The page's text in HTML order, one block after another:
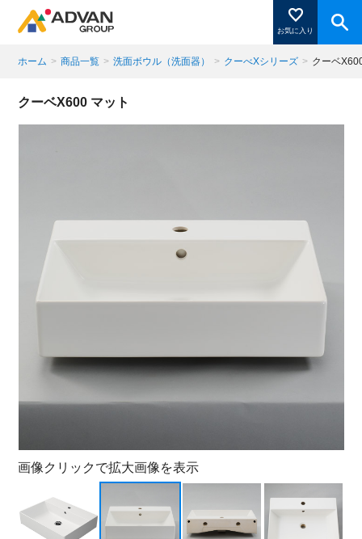
お気に入り
商品ページにある「お気に入り登録」を押すと登録した
商品がここに表示されます。
ホーム > 商品一覧 > 洗面ボウル（洗面器） > クーべXシリーズ > クーベ
クーベX600 マット
画像クリックで拡大画像を表示